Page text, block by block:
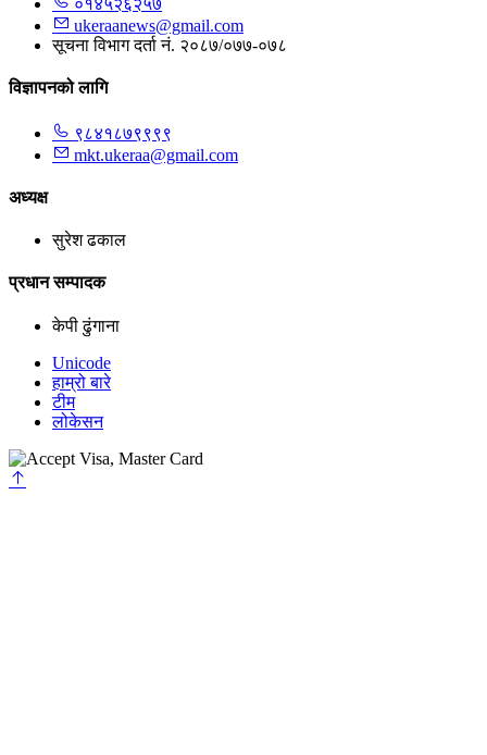
०१४५२६२५७
ukeraanews@gmail.com
सूचना विभाग दर्ता नं. २०८७/०७७-०७८
विज्ञापनको लागि
९८४१८७९९९९
mkt.ukeraa@gmail.com
अध्यक्ष
सुरेश ढकाल
प्रधान सम्पादक
केपी ढुंगाना
Unicode
हाम्रो बारे
टीम
लोकेसन